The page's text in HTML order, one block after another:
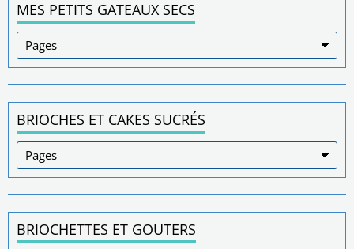
MES PETITS GATEAUX SECS
BRIOCHES ET CAKES SUCRÉS
BRIOCHETTES ET GOUTERS